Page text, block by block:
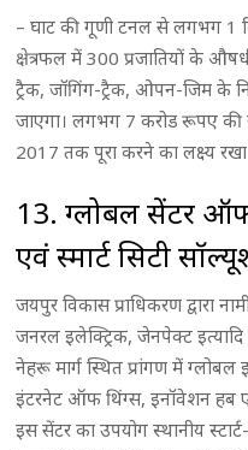
– घाट की गूणी टनल से लगभग 1
क्षेत्रफल में 300 प्रजातियों के
ट्रैक, जॉगिंग-ट्रैक, ओपन-जिम के
जाएगा। लगभग 7 करोड रूपए की
2017 तक पूरा करने का लक्ष्य रखा
13. ग्लोबल सेंटर
एवं स्मार्ट सिटी
जयपुर विकास प्राधिकरण द्वारा
जनरल इलेक्ट्रिक, जेनपेक्ट
नेहरू मार्ग स्थित प्रांगण में
इंटरनेट ऑफ थिंग्स, इनॉवेशन हब
इस सेंटर का उपयोग स्थानीय